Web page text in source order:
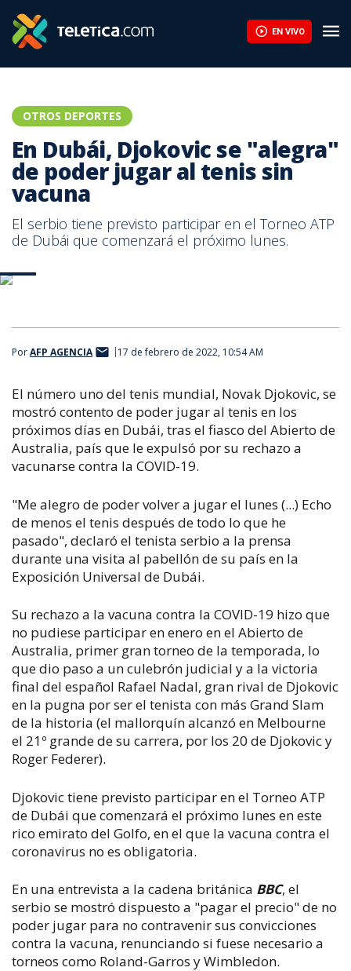
EN VIVO
OTROS DEPORTES
En Dubái, Djokovic se "alegra"
de poder jugar al tenis sin
vacuna
El serbio tiene previsto participar en el Torneo ATP
de Dubái que comenzará el próximo lunes.
PorAFP AGENCIA 17 de febrero de 2022, 10:54 AM
El número uno del tenis mundial, Novak Djokovic, se
mostró contento de poder jugar al tenis en los
próximos días en Dubái, tras el fiasco del Abierto de
Australia, país que le expulsó por su rechazo a
vacunarse contra la COVID-19.
"Me alegro de poder volver a jugar el lunes (...) Echo
de menos el tenis después de todo lo que he
pasado", declaró el tenista serbio a la prensa
durante una visita al pabellón de su país en la
Exposición Universal de Dubái.
Su rechazo a la vacuna contra la COVID-19 hizo que
no pudiese participar en enero en el Abierto de
Australia, primer gran torneo de la temporada, lo
que dio paso a un culebrón judicial y a la victoria
final del español Rafael Nadal, gran rival de Djokovic
en la pugna por ser el tenista con más Grand Slam
de la historia (el mallorquín alcanzó en Melbourne
el 21º grande de su carrera, por los 20 de Djokovic y
Roger Federer).
Djokovic tiene previsto participar en el Torneo ATP
de Dubái que comenzará el próximo lunes en este
rico emirato del Golfo, en el que la vacuna contra el
coronavirus no es obligatoria.
En una entrevista a la cadena británica BBC, el
serbio se mostró dispuesto a "pagar el precio" de no
poder jugar para no contravenir sus convicciones
contra la vacuna, renunciando si fuese necesario a
torneos como Roland-Garros y Wimbledon.